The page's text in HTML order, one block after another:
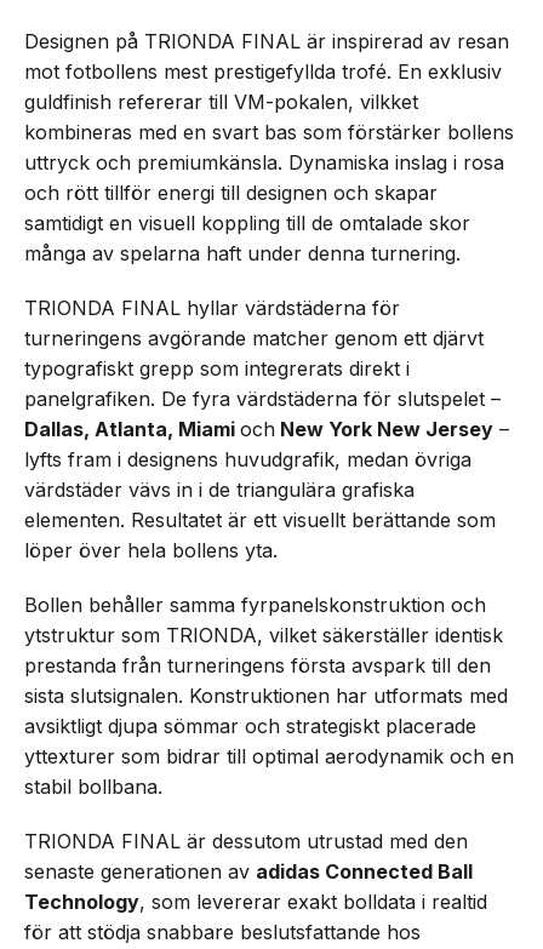
Designen på TRIONDA FINAL är inspirerad av resan
mot fotbollens mest prestigefyllda trofé. En exklusiv
guldfinish refererar till VM-pokalen, vilkket
kombineras med en svart bas som förstärker bollens
uttryck och premiumkänsla. Dynamiska inslag i rosa
och rött tillför energi till designen och skapar
samtidigt en visuell koppling till de omtalade skor
många av spelarna haft under denna turnering.
TRIONDA FINAL hyllar värdstäderna för
turneringens avgörande matcher genom ett djärvt
typografiskt grepp som integrerats direkt i
panelgrafiken. De fyra värdstäderna för slutspelet –
Dallas, Atlanta, Miami och New York New Jersey –
lyfts fram i designens huvudgrafik, medan övriga
värdstäder vävs in i de triangulära grafiska
elementen. Resultatet är ett visuellt berättande som
löper över hela bollens yta.
Bollen behåller samma fyrpanelskonstruktion och
ytstruktur som TRIONDA, vilket säkerställer identisk
prestanda från turneringens första avspark till den
sista slutsignalen. Konstruktionen har utformats med
avsiktligt djupa sömmar och strategiskt placerade
yttexturer som bidrar till optimal aerodynamik och en
stabil bollbana.
TRIONDA FINAL är dessutom utrustad med den
senaste generationen av adidas Connected Ball
Technology, som levererar exakt bolldata i realtid
för att stödja snabbare beslutsfattande hos